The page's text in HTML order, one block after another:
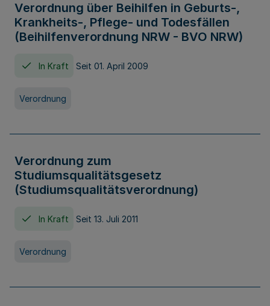
Verordnung über Beihilfen in Geburts-,
Krankheits-, Pflege- und Todesfällen
(Beihilfenverordnung NRW - BVO NRW)
In Kraft Seit 01. April 2009
Verordnung
Verordnung zum
Studiumsqualitätsgesetz
(Studiumsqualitätsverordnung)
In Kraft Seit 13. Juli 2011
Verordnung